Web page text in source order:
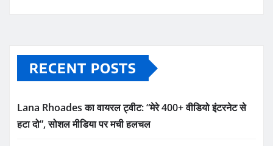
RECENT POSTS
Lana Rhoades का वायरल ट्वीट: “मेरे 400+ वीडियो इंटरनेट से
हटा दो”, सोशल मीडिया पर मची हलचल